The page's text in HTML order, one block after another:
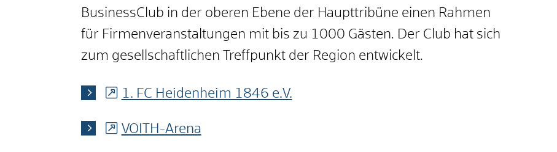
BusinessClub in der oberen Ebene der Haupttribüne einen Rahmen
für Firmenveranstaltungen mit bis zu 1000 Gästen. Der Club hat sich
zum gesellschaftlichen Treffpunkt der Region entwickelt.
1. FC Heidenheim 1846 e.V.
VOITH-Arena